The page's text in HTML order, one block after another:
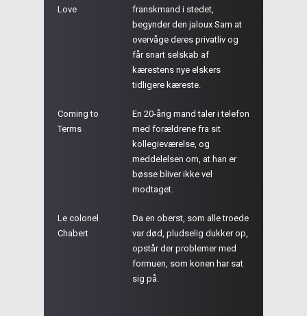
Love
franskmand i stedet,
begynder den jaloux Sam at
overvåge deres privatliv og
får snart selskab af
kærestens nye elskers
tidligere kæreste.
Coming to
Terms
En 20-årig mand taler i telefon
med forældrene fra sit
kollegieværelse, og
meddelelsen om, at han er
bøsse bliver ikke vel
modtaget.
Le colonel
Chabert
Da en oberst, som alle troede
var død, pludselig dukker op,
opstår der problemer med
formuen, som konen har sat
sig på.